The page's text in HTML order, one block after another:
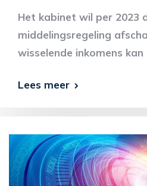
Het kabinet wil per 2023
middelingsregeling
wisselende inkomens
Lees meer